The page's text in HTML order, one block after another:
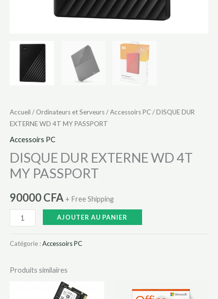
Accueil / Ordinateurs et Serveurs/Accessoirs PC/ DISQUE DUR
EXTERNE WD 4T MY PASSPORT
Accessoirs PC
DISQUE DUR EXTERNE WD 4T
MY PASSPORT
90000CFA + Free Shipping
AJOUTER AU PANIER
Catégorie :Accessoirs PC
Produits similaires